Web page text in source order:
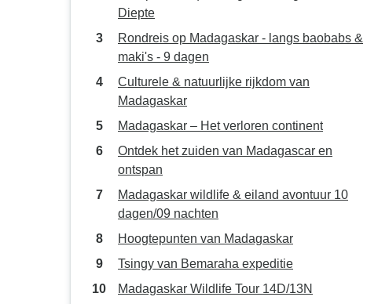
Diepte
Rondreis op Madagaskar - langs baobabs &
maki's - 9 dagen
Culturele & natuurlijke rijkdom van
Madagaskar
Madagaskar – Het verloren continent
Ontdek het zuiden van Madagascar en
ontspan
Madagaskar wildlife & eiland avontuur 10
dagen/09 nachten
Hoogtepunten van Madagaskar
Tsingy van Bemaraha expeditie
Madagaskar Wildlife Tour 14D/13N